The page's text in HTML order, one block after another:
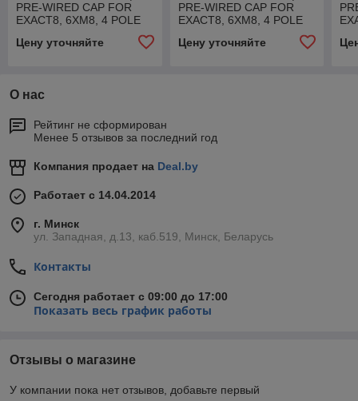
PRE-WIRED CAP FOR
EXACT8, 6XM8, 4 POLE
Цену уточняйте
PRE-WIRED CAP FOR
EXACT8, 6XM8, 4 POLE
Цену уточняйте
О нас
Рейтинг не сформирован
Менее 5 отзывов за последний год
Компания продает на Deal.by
Работает с 14.04.2014
г. Минск
ул. Западная, д.13, каб.519, Минск, Беларусь
Контакты
Сегодня работает с 09:00 до 17:00
Показать весь график работы
Отзывы о магазине
У компании пока нет отзывов, добавьте первый